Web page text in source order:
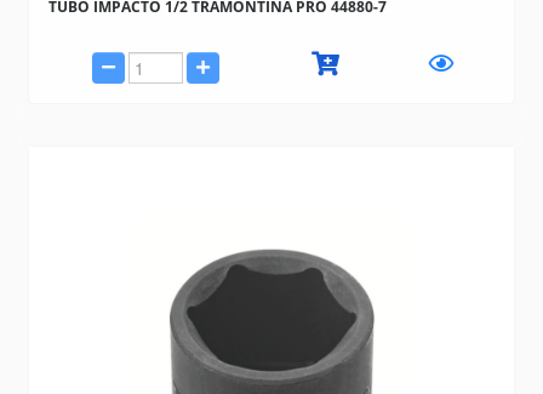
TUBO IMPACTO 1/2 TRAMONTINA PRO 44880-7